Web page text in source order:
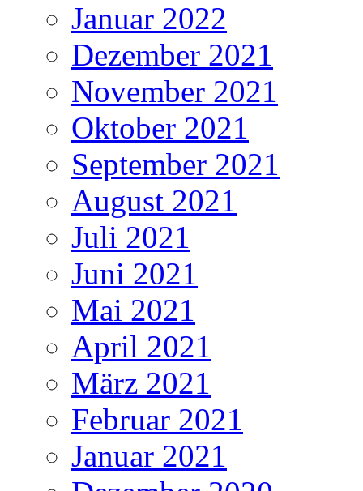
Januar 2022
Dezember 2021
November 2021
Oktober 2021
September 2021
August 2021
Juli 2021
Juni 2021
Mai 2021
April 2021
März 2021
Februar 2021
Januar 2021